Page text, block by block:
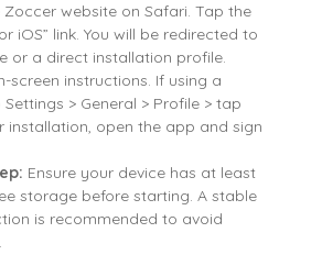
Zoccer website on Safari. Tap the
iOS” link. You will be redirected to
or a direct installation profile.
screen instructions. If using a
> General > Profile > tap
installation, open the app and sign
Ensure your device has at least
storage before starting. A stable
is recommended to avoid